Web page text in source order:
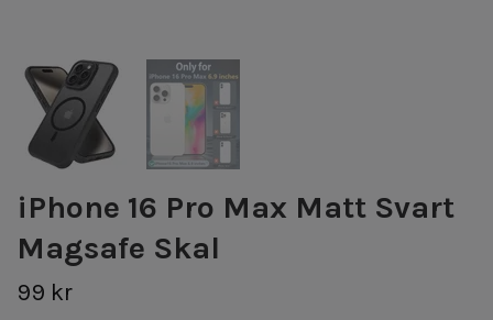
iPhone 16 Pro Max Matt Svart
Magsafe Skal
99 kr